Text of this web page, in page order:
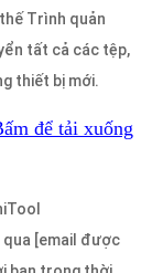
Trình quản
tất cả các tệp,
thiết bị mới.
để tải xuống
[email được